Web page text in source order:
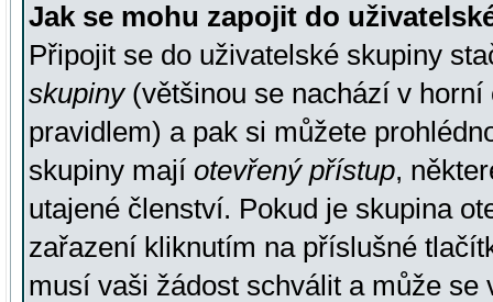
Jak se mohu zapojit do
Připojit se do uživatelské skupiny
skupiny(většinou se nachází v horní
pravidlem) a pak si můžete
skupiny mají otevřený přístup,
utajené členství. Pokud je skupina
zařazení kliknutím na příslušné
musí vaši žádost schválit a může se